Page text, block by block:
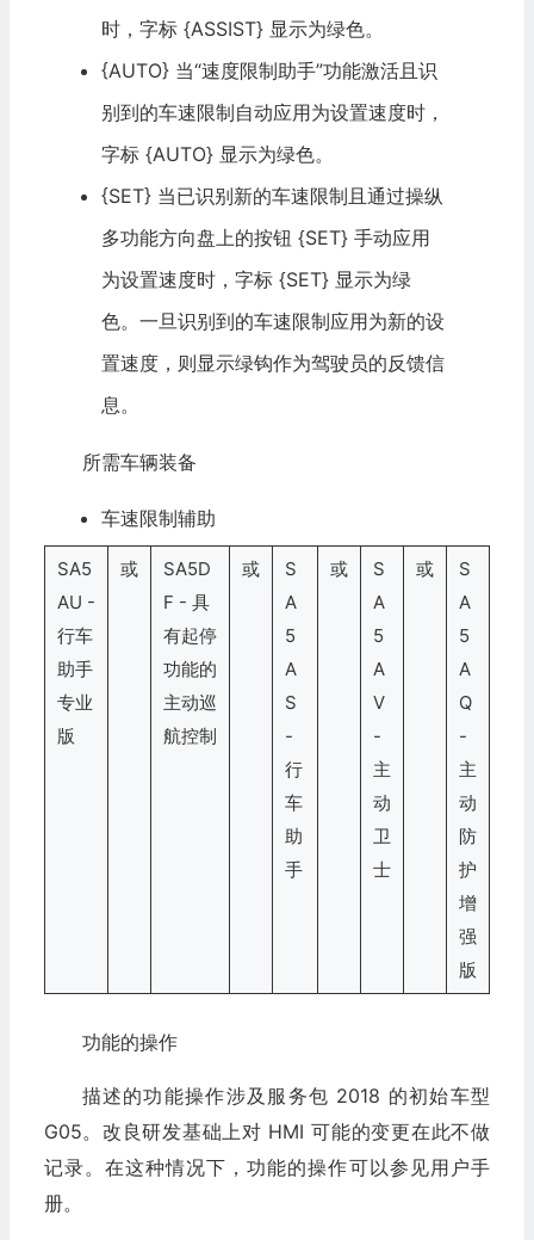
时，字标 {ASSIST} 显示为绿色。
{AUTO} 当“速度限制助手”功能激活且识
别到的车速限制自动应用为设置速度时，
字标 {AUTO} 显示为绿色。
{SET} 当已识别新的车速限制且通过操纵
多功能方向盘上的按钮 {SET} 手动应用
为设置速度时，字标 {SET} 显示为绿
色。一旦识别到的车速限制应用为新的设
置速度，则显示绿钩作为驾驶员的反馈信
息。
所需车辆装备
车速限制辅助
SA5
AU -
行车
助手
专业
版
或
SA5D
F - 具
有起停
功能的
主动巡
航控制
或
S
A
5
A
S
-
行
车
助
手
或
S
A
5
A
V
-
主
动
卫
士
或
S
A
5
A
Q
-
主
动
防
护
增
强
版
功能的操作
描述的功能操作涉及服务包 2018 的初始车型
G05。改良研发基础上对 HMI 可能的变更在此不做
记录。在这种情况下，功能的操作可以参见用户手
册。